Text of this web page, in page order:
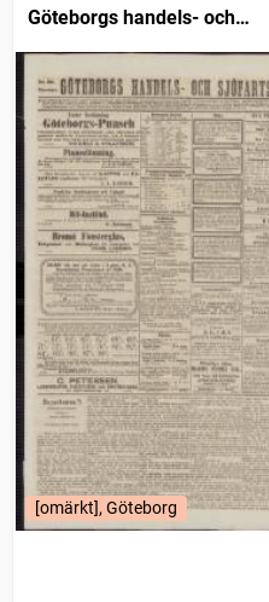
Göteborgs handels- och
sjöfartstidning (1832)
[omärkt], Göteborg